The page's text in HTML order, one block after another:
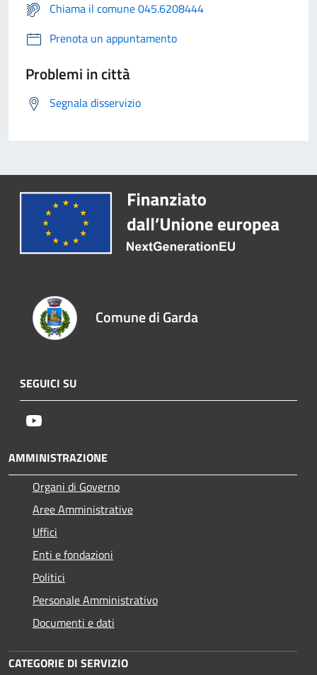
Chiama il comune 045.6208444
Prenota un appuntamento
Problemi in città
Segnala disservizio
Comune di Garda
SEGUICI SU
AMMINISTRAZIONE
Organi di Governo
Aree Amministrative
Uffici
Enti e fondazioni
Politici
Personale Amministrativo
Documenti e dati
CATEGORIE DI SERVIZIO